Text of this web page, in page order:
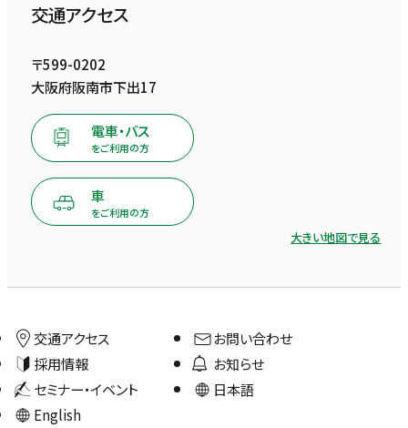
交通アクセス
お問い合わせ
採用情報
お知らせ
セミナー・イベント
日本語
English
交通アクセス
〒599-0202
大阪府阪南市下出17
電車・バス
をご利用の方
車
をご利用の方
大きい地図で見る